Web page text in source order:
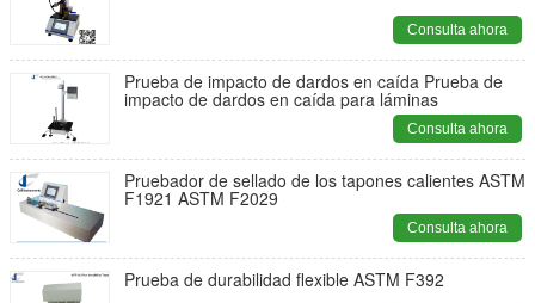
Consulta ahora
Prueba de impacto de dardos en caída Prueba de
impacto de dardos en caída para láminas
Consulta ahora
Pruebador de sellado de los tapones calientes ASTM
F1921 ASTM F2029
Consulta ahora
Prueba de durabilidad flexible ASTM F392